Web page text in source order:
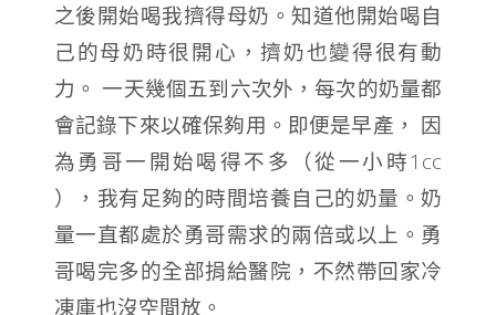
之後開始喝我擠得母奶。知道他開始喝自
己的母奶時很開心，擠奶也變得很有動
力。 一天幾個五到六次外，每次的奶量都
會記錄下來以確保夠用。即便是早產， 因
為勇哥一開始喝得不多（從一小時1cc
），我有足夠的時間培養自己的奶量。奶
量一直都處於勇哥需求的兩倍或以上。勇
哥喝完多的全部捐給醫院，不然帶回家冷
凍庫也沒空間放。